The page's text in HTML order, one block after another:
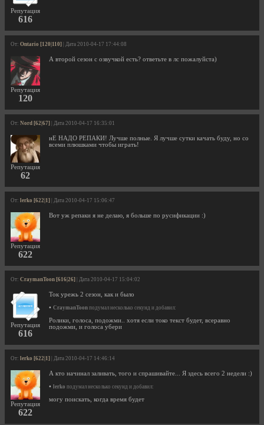
Репутация
616
От: Ontario [120|110] | Дата 2010-04-17 17:44:08
Репутация
120
А второй сезон с озвучкой есть? ответьте в лс пожалуйста)
От: Nord [62|67] | Дата 2010-04-17 16:35:01
Репутация
62
нЕ НАДО РЕПАКИ! Лучше полные. Я лучше сутки качать буду, но со
всеми плюшками чтобы играть!
От: lerko [622|1] | Дата 2010-04-17 15:06:47
Репутация
622
Вот уж репаки я не делаю, я больше по русификации :)
От: CraymanToon [616|26] | Дата 2010-04-17 15:04:02
Репутация
616
Ток урежь 2 сезон, как и было
• CraymanToon подумал несколько секунд и добавил:
Ролики, голоса, подожми.. хотя если токо текст будет, всеравно
подожми, и голоса убери
От: lerko [622|1] | Дата 2010-04-17 14:46:14
Репутация
622
А кто начинал заливать, того и спрашивайте... Я здесь всего 2 недели :)
• lerko подумал несколько секунд и добавил:
могу поискать, когда время будет